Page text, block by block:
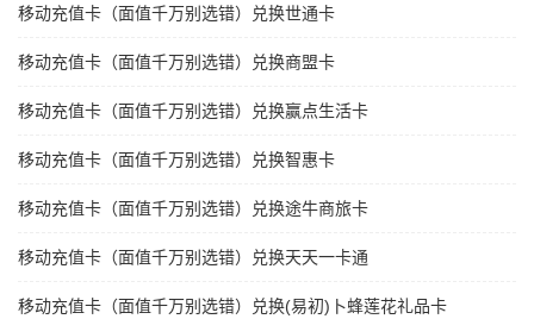
移动充值卡（面值千万别选错）兑换世通卡
移动充值卡（面值千万别选错）兑换商盟卡
移动充值卡（面值千万别选错）兑换赢点生活卡
移动充值卡（面值千万别选错）兑换智惠卡
移动充值卡（面值千万别选错）兑换途牛商旅卡
移动充值卡（面值千万别选错）兑换天天一卡通
移动充值卡（面值千万别选错）兑换(易初)卜蜂莲花礼品卡